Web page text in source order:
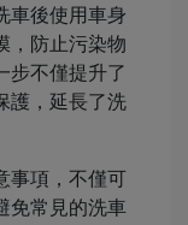
車後使用車身
，防止污染物
步不僅提升了
護，延長了洗
事項，不僅可
免常見的洗車